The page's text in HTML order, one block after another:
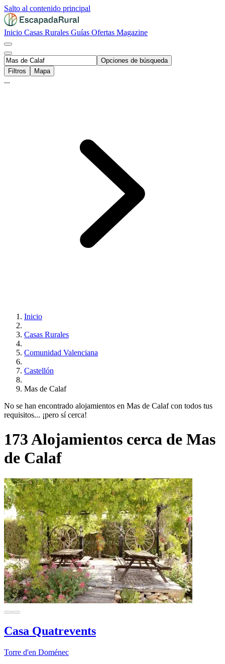
Salto al contenido principal
Inicio Casas Rurales Guías Ofertas Magazine
Opciones de búsqueda
Filtros
Mapa
...
Inicio
Casas Rurales
Comunidad Valenciana
Castellón
Mas de Calaf
No se han encontrado alojamientos en Mas de Calaf con todos tus
requisitos... ¡pero sí cerca!
173 Alojamientos cerca de Mas
de Calaf
Casa Quatrevents
Torre d'en Doménec